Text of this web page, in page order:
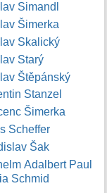
Simandl
Šimerka
Skalický
Starý
Štěpánský
Stanzel
Šimerka
Scheffer
Šak
Adalbert Paul
Schmid